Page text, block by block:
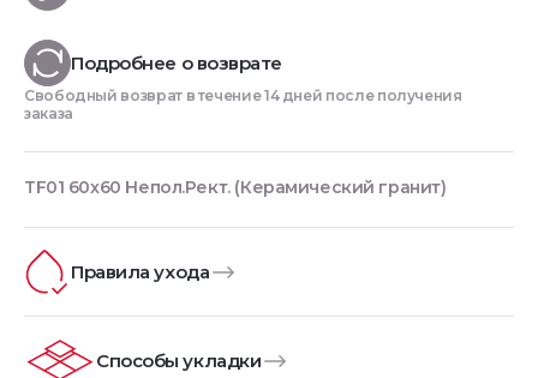
Подробнее о возврате
Свободный возврат в течение 14 дней после получения
заказа
TF01 60x60 Непол.Рект. (Керамический гранит)
Правила ухода
Способы укладки